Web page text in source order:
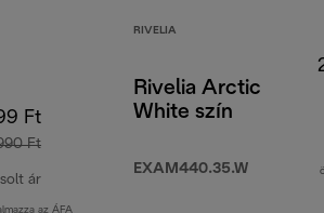
Ft
Ft
ár
az ÁFA
RIVELIA
Rivelia Arctic
White szín
EXAM440.35.W